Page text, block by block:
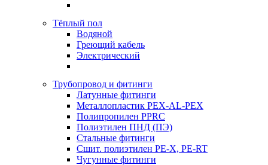
Тёплый пол
Водяной
Греющий кабель
Электрический
Трубопровод и фитинги
Латунные фитинги
Металлопластик PEX-AL-PEX
Полипропилен PPRC
Полиэтилен ПНД (ПЭ)
Стальные фитинги
Сшит. полиэтилен PE-X, PE-RT
Чугунные фитинги